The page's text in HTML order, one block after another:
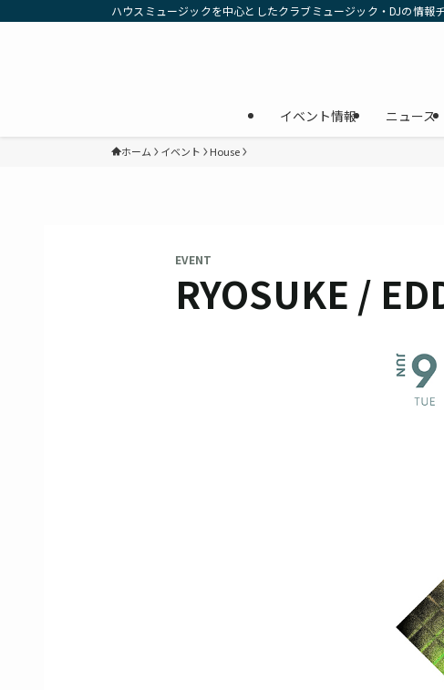
ハウスミュージックを中心としたクラブミュージック・DJの情報
イベント情報 ニュース
ホーム イベント House
EVENT
RYOSUKE /